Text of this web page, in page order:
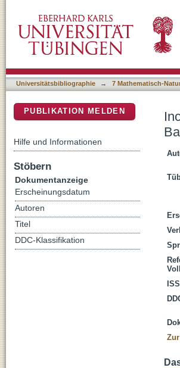
Metabolism
Universitätsbibliographie → 7 Mathematisch-
PUBLIKATION MELDEN
Hilfe und Informationen
Stöbern
Dokumentanzeige
Erscheinungsdatum
Autoren
Titel
DDC-Klassifikation